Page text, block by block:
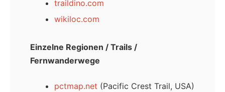
traildino.com
wikiloc.com
Einzelne Regionen / Trails /
Fernwanderwege
pctmap.net (Pacific Crest Trail, USA)